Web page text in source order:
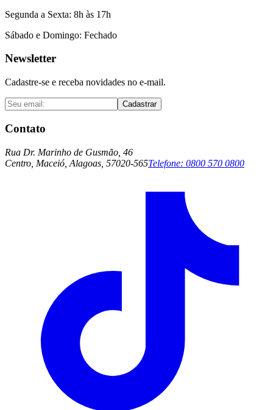
Segunda a Sexta: 8h às 17h
Sábado e Domingo: Fechado
Newsletter
Cadastre-se e receba novidades no e-mail.
Cadastrar
Contato
Rua Dr. Marinho de Gusmão, 46
Centro, Maceió, Alagoas, 57020-565Telefone: 0800 570 0800